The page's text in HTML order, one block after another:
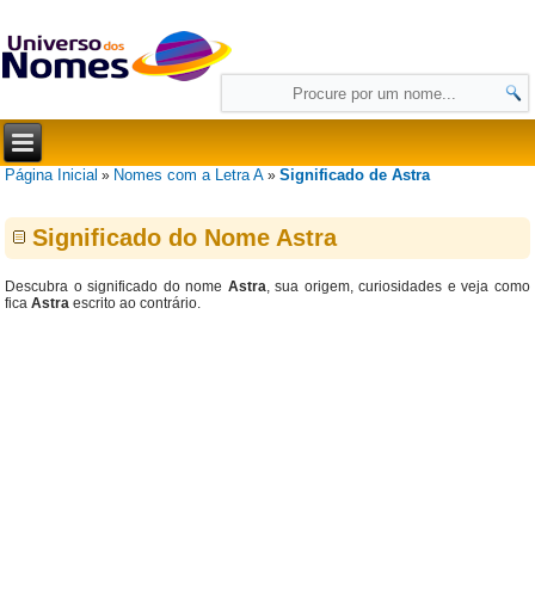
Página Inicial » Nomes com a Letra A »Significado de Astra
Significado do Nome Astra
Descubra o significado do nome Astra, sua origem, curiosidades e veja como
ficaAstra escrito ao contrário.